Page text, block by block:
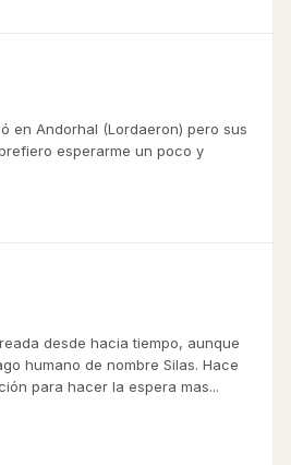
en Andorhal (Lordaeron) pero sus
esperarme un poco y
desde hacia tiempo, aunque
humano de nombre Silas. Hace
para hacer la espera mas...